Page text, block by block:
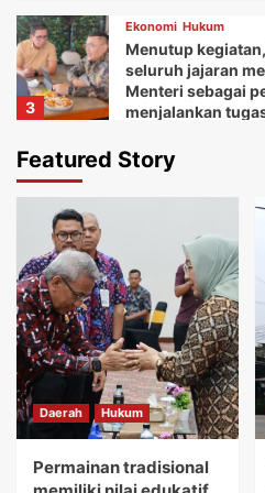
3
Ekonomi Hukum
Menutup
seluruh jajaran
Menteri sebagai
menjalankan
Daerah
Ketua Balai Adat
dukungan dan
dan seluruh
5
Daerah Ekonomi
Kemudian Anna
festival Kuliner
bagi koperasi dan
Daerah Hukum
Permainan
Featured Story
Daerah Hukum
Permainan tradisional